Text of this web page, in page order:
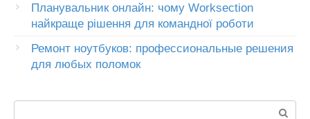
Планувальник онлайн: чому Worksection
найкраще рішення для командної роботи
Ремонт ноутбуков: профессиональные решения
для любых поломок